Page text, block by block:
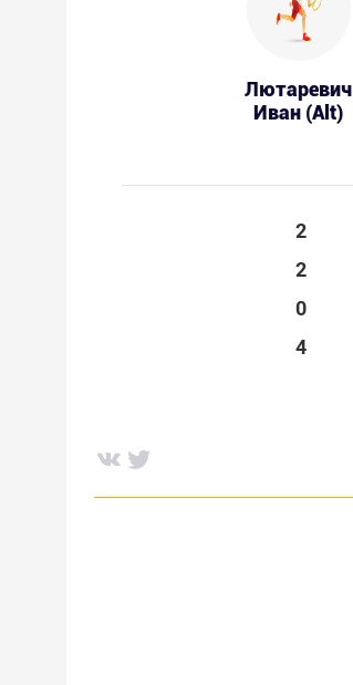
Лютаревич
Иван (Alt)
2
2
0
4